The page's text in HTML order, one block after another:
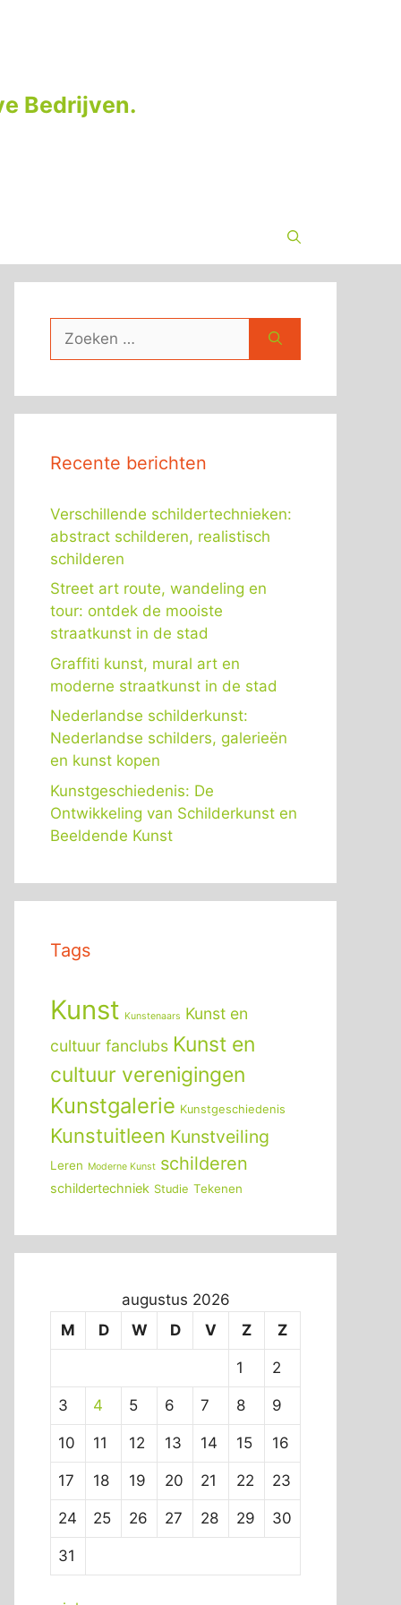
Bedrijven.
naar:
Recente berichten
Verschillende schildertechnieken:
abstract schilderen, realistisch
schilderen
Street art route, wandeling en
tour: ontdek de mooiste
straatkunst in de stad
Graffiti kunst, mural art en
moderne straatkunst in de stad
Nederlandse schilderkunst:
Nederlandse schilders, galerieën
en kunst kopen
Kunstgeschiedenis: De
Ontwikkeling van Schilderkunst en
Beeldende Kunst
Tags
Kunst Kunstenaars Kunst en
cultuur fanclubs Kunst en
cultuur verenigingen
Kunstgalerie Kunstgeschiedenis
Kunstuitleen Kunstveiling
Leren Moderne Kunst schilderen
schildertechniek Studie Tekenen
augustus 2026
M
D W D V Z Z
1 2
3 4 5 6 7 8 9
10 11 12 13 14 15 16
17 18 19 20 21 22 23
24 25 26 27 28 29 30
31